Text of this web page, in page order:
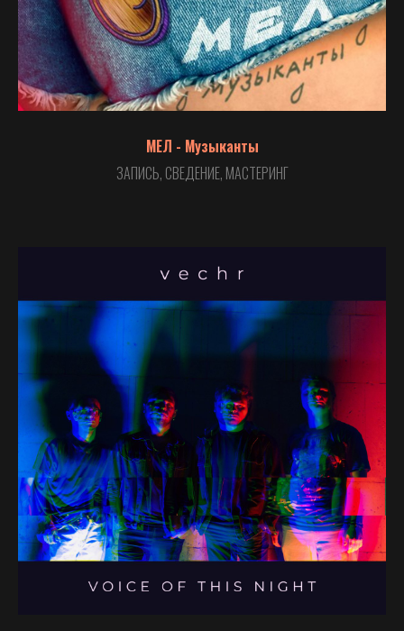
МЕЛ - Музыканты
ЗАПИСЬ, СВЕДЕНИЕ, МАСТЕРИНГ